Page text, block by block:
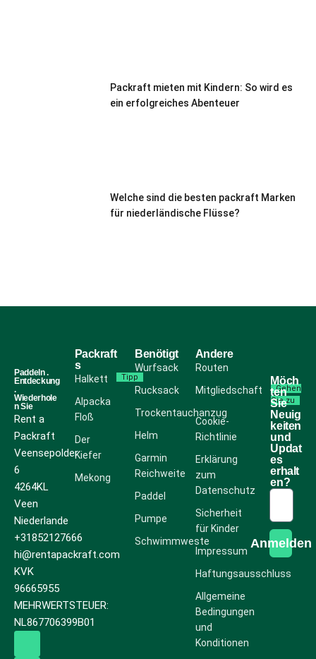
Packraft mieten mit Kindern: So wird es
ein erfolgreiches Abenteuer
Welche sind die besten packraft Marken
für niederländische Flüsse?
Paddeln .
Entdeckung
.
Wiederhole
n Sie
Rent a
Packraft
Veensepolder
6
4264KL
Veen
Niederlande
+31852127666
hi@rentapackraft.com
KVK
96665955
MEHRWERTSTEUER:
NL867706399B01
Packraft
s
Halkett Tipp
Alpacka
Floß
Der
Kiefer
Mekong
Benötigt
Wurfsack
Rucksack
Trockentauchanzug
Helm
Garmin
Reichweite
Paddel
Pumpe
Schwimmweste
Andere
Routen
Mitgliedschaft
Gehen
Sie zu
Cookie-
Richtlinie
Erklärung
zum
Datenschutz
Sicherheit
für Kinder
Impressum
Haftungsausschluss
Allgemeine
Bedingungen
und
Konditionen
Möch
ten
Sie
Neuig
keiten
und
Updat
es
erhalt
en?
Anmelden